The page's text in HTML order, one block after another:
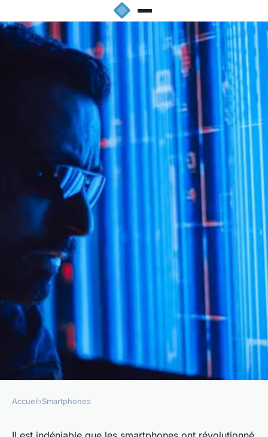
SMARTPHONES
Accueil›Smartphones